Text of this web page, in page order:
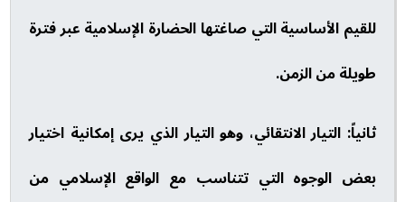
للقيم الأساسية التي صاغتها الحضارة الإسلامية عبر فترة
طويلة من الزمن.
ثانياً: التيار الانتقائي، وهو التيار الذي يرى إمكانية اختيار
بعض الوجوه التي تتناسب مع الواقع الإسلامي من